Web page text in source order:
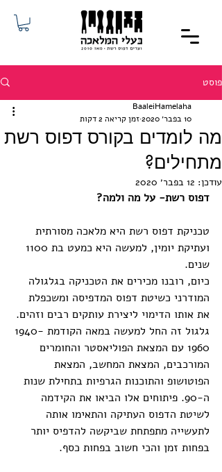
פוסט
מה לומדים בקורס דפוס רשת
מתחילים?
BaaleiHamelaha
10 בפבר׳ 2020
זמן קריאה 2 דקות
עודכן: 12 בפבר׳ 2020
דפוס רשת- על מה ולמה?
טכניקת דפוס רשת היא מלאכה מסורתית
שנים.
כיום, רובנו מכירים את הטכניקה בגלגולה
המודרני כשיטת דפוס המדפיסה ומשכפלת
את אותו הדימוי ליצירת עותקים רבים וזהים.
גלגול זה החל למעשה במאה הקודמת 1940-
1960 עם המצאת הפוליאסטר והחומרים
המורכבים, המצאת המחשב, המצאת
הפוטושופ והתוכנות הגרפיות בתחילת שנות
ה-90. פיתוחים אלו הביאו את הקידמה
לשיטת הדפוס העתיקה והתאימו אותה
לתעשייה מתפתחת שביקשה להדפיס יותר
בפחות זמן והכי חשוב בפחות כסף.